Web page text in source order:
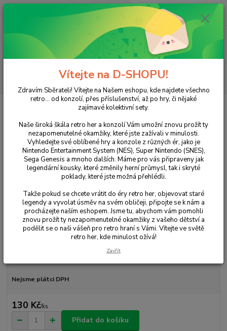
Menu
(Po-Pá, 15:00-20:00 hod.)
ks
0 Kč
DS Hry Professor Layton and Pandora’s Box
Professor Layton and Pandora’s
Box
Ohodnotit produkt
Nejsme plátci DPH
130 Kč/ks
Přidat do košíku
Vítejte na D-SHOPU!
Zdravím Sběrateli! Vítejte na Našem eshopu, kde najdete všechno
retro... od konzolí, přes příslušenství, až po hry, či nějaké
zajímavé kolektivní sety.
Naše široká škála retro her a konzolí Vám umožní znovu prožít ty
nezapomenutelné okamžiky, které jste zažívali v minulosti.
Vyhledejte své oblíbené hry a konzole z různých ér, jako je
Nintendo Entertainment System (NES), Super Nintendo (SNES),
Sega Genesis a mnoho dalších. Máme pro vás připraveny jak
legendární kousky, které změnily herní průmysl, tak i skryté
poklady, které jste možná přehlédli.
Takže pokud se chcete vrátit do éry retro her, objevovat staré
legendy a vyvolat úsměv na svém obličeji, připojte se k nám a
procházejte naším eshopem. Jsme tu, abychom vám pomohli
znovu prožít ty nezapomenutelné okamžiky z vašeho dětství a
podělit se o naši vášeň pro retro hraní s Vámi. Vítejte ve světě
retro her, kde minulost ožívá!
Zavřít